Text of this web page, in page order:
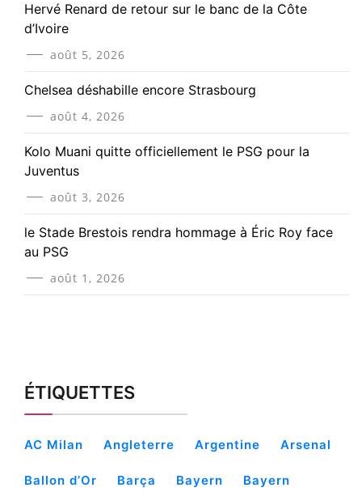
Hervé Renard de retour sur le banc de la Côte
d’Ivoire
août 5, 2026
Chelsea déshabille encore Strasbourg
août 4, 2026
Kolo Muani quitte officiellement le PSG pour la
Juventus
août 3, 2026
le Stade Brestois rendra hommage à Éric Roy face
au PSG
août 1, 2026
ÉTIQUETTES
AC Milan Angleterre Argentine Arsenal
Ballon d’Or Barça Bayern Bayern